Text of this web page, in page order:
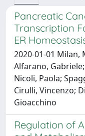
Pancreatic
Transcription
ER
2020-01-01 Milan,
Alfarano,
Nicoli, Paola;
Cirulli, Vincenzo;
Gioacchino
Regulation of